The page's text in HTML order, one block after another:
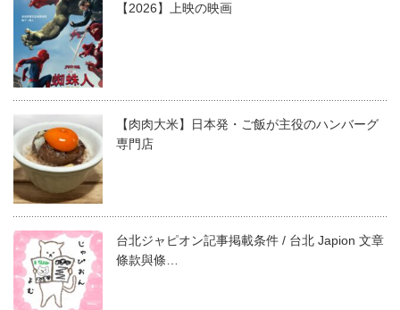
【2026】上映の映画
【肉肉大米】日本発・ご飯が主役のハンバーグ
専門店
台北ジャピオン記事掲載条件 / 台北 Japion 文章
條款與條…